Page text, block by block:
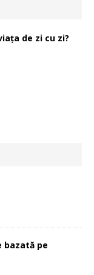
de zi cu zi?
bazată pe